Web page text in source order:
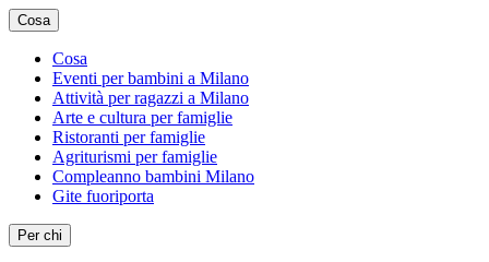
Cosa
Cosa
Eventi per bambini a Milano
Attività per ragazzi a Milano
Arte e cultura per famiglie
Ristoranti per famiglie
Agriturismi per famiglie
Compleanno bambini Milano
Gite fuoriporta
Per chi